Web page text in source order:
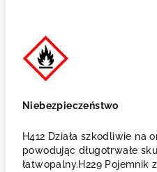
Niebezpieczeństwo
H412 Działa szkodliwie na
powodując długotrwałe
łatwopalny.H229 Pojemnik